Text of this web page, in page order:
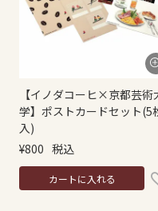
【イノダコーヒ×京都芸術
学】ポストカードセット(5
入)
¥800 税込
カートに入れる